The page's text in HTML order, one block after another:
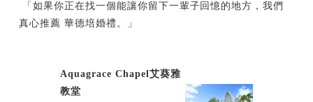
「如果你正在找一個能讓你留下一輩子回憶的地方，我們
真心推薦 華德培婚禮。」
Aquagrace Chapel艾葵雅
教堂